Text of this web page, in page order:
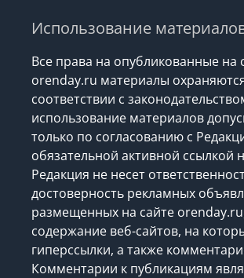
Использование
Все права на опубликованные на
orenday.ru материалы
соответствии с
использование материалов
только по согласованию с
обязательной активной ссылкой
Редакция не несет
достоверность рекламных
размещенных на сайте
содержание веб-сайтов, на
гиперссылки, а также
Комментарии к публикациям